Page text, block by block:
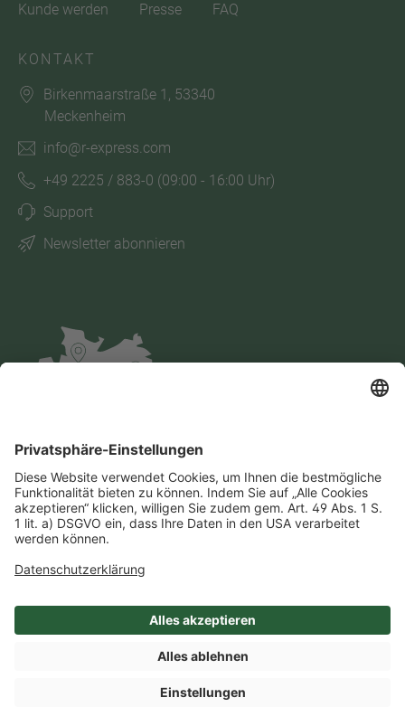
Kunde werden Presse FAQ
KONTAKT
Birkenmaarstraße 1, 53340
Meckenheim
info@r-express.com
+49 2225 / 883-0 (09:00 - 16:00 Uhr)
Support
Newsletter abonnieren
Impressum Datenschutz
AGB
Cookie-Einstellungen
Compliance